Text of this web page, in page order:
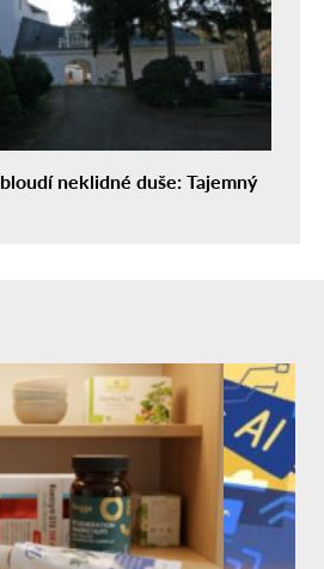
neklidné duše: Tajemný